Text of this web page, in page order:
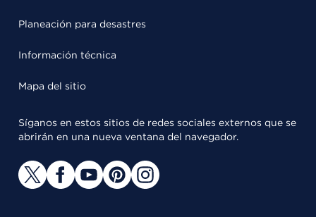
Planeación para desastres
Información técnica
Mapa del sitio
Síganos en estos sitios de redes sociales externos que se
abrirán en una nueva ventana del navegador.